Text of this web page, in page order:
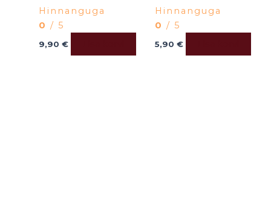
Hinnanguga
0 / 5
9,90 €
Hinnanguga
0 / 5
5,90 €